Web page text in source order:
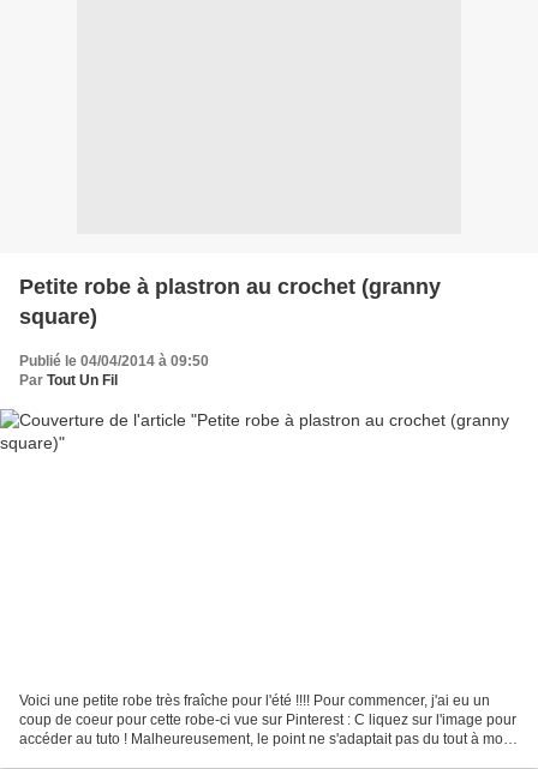
Petite robe à plastron au crochet (granny
square)
Publié le 04/04/2014 à 09:50
Par Tout Un Fil
Voici une petite robe très fraîche pour l'été !!!! Pour commencer, j'ai eu un
coup de coeur pour cette robe-ci vue sur Pinterest : C liquez sur l'image pour
accéder au tuto ! Malheureusement, le point ne s'adaptait pas du tout à mon